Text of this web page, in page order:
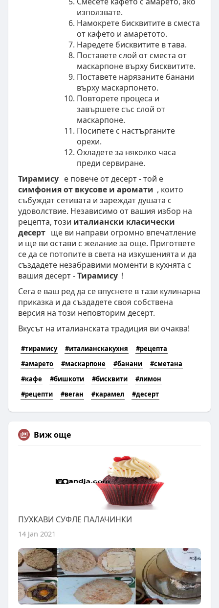
използвате.
Намокрете бисквитите в сместа
от кафето и амаретото.
Наредете бисквитите в тава.
Поставете слой от сместа от
маскарпоне върху бисквитите.
Поставете нарязаните банани
върху маскарпонето.
Повторете процеса и
завършете със слой от
маскарпоне.
Посипете с настърганите
орехи.
Охладете за няколко часа
преди сервиране.
Тирамису е повече от десерт - той е
симфония от вкусове и аромати , които
събуждат сетивата и зареждат душата с
удоволствие. Независимо от вашия избор на
рецепта, този италиански класически
десерт ще ви направи огромно впечатление
и ще ви остави с желание за още. Пригответе
се да се потопите в света на изкушенията и да
създадете незабравими моменти в кухнята с
вашия десерт -Тирамису !
Сега е ваш ред да се впуснете в тази кулинарна
приказка и да създадете своя собствена
версия на този неповторим десерт.
Вкусът на италианската традиция ви очаква!
#тирамису #италианскакухня
#рецепта
#амарето
#маскарпоне #банани
#сметана
#кафе
#бишкоти #бисквити
#лимон
#рецепти
#веган #карамел #десерт
Виж още
ПУХКАВИ СУФЛЕ ПАЛАЧИНКИ
14 Jan 2021